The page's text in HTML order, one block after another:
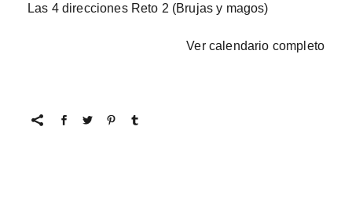
Las 4 direcciones Reto 2 (Brujas y magos)
Ver calendario completo